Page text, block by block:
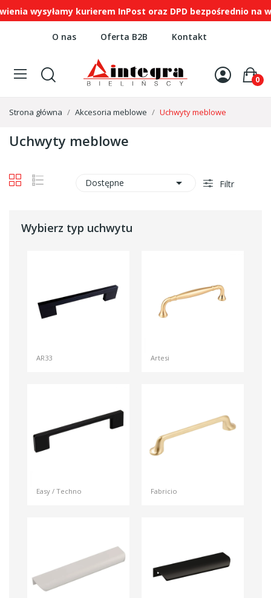
wysyłamy kurierem InPost oraz DPD bezpośrednio na
O nas Oferta B2B Kontakt
0
Strona główna Akcesoria meblowe Uchwyty meblowe
Uchwyty meblowe
Dostępne  Filtr
Wybierz typ uchwytu
AR33 Artesi
Easy / Techno Fabricio